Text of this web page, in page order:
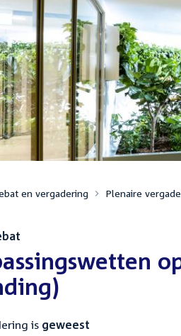
en vergadering Plenaire
is geweest